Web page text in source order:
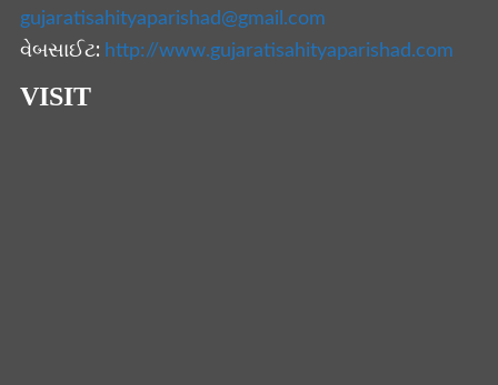
gujaratisahityaparishad@gmail.com
વેબસાઈટ: http://www.gujaratisahityaparishad.com
VISIT